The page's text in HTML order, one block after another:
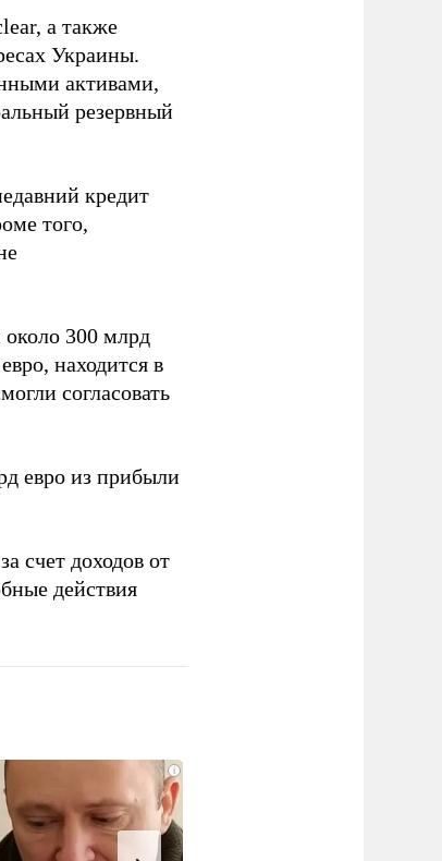
а также
Украины.
активами,
резервный
кредит
того,
300 млрд
находится в
согласовать
евро из прибыли
счет доходов от
действия
i